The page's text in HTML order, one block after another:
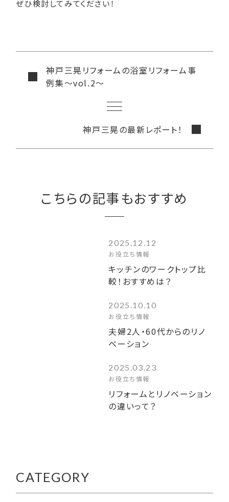
ぜひ検討してみてください！
神戸三晃リフォームの浴室リフォーム事
例集〜vol.2〜
神戸三晃の最新レポート！
こちらの記事もおすすめ
2025.12.12
お役立ち情報
キッチンのワークトップ比
較！おすすめは？
2025.10.10
お役立ち情報
夫婦2人・60代からのリノ
ベーション
2025.03.23
お役立ち情報
リフォームとリノベーション
の違いって？
CATEGORY